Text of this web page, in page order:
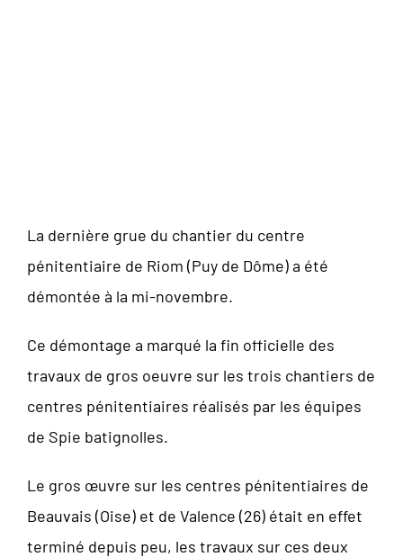
La dernière grue du chantier du centre
pénitentiaire de Riom (Puy de Dôme) a été
démontée à la mi-novembre.
Ce démontage a marqué la fin officielle des
travaux de gros oeuvre sur les trois chantiers de
centres pénitentiaires réalisés par les équipes
de Spie batignolles.
Le gros œuvre sur les centres pénitentiaires de
Beauvais (Oise) et de Valence (26) était en effet
terminé depuis peu, les travaux sur ces deux